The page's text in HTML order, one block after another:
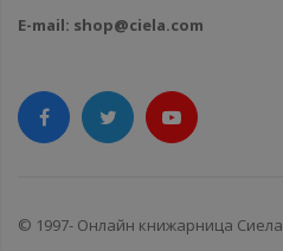
E-mail: shop@ciela.com
© 1997- Онлайн книжарница Сиела